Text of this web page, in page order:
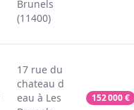
Brunels
(11400)
17 rue du
chateau d
eau à Les
152 000€